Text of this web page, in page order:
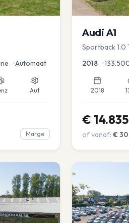
•Automaat
Aut
Marge
Audi A1
Sportback 1.0
2018 •
2018
€ 14.835
of vanaf: €